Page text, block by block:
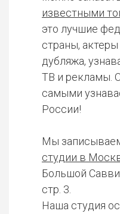
известными
это лучшие
страны,
дубляжа,
ТВ и рекламы.
самыми
России!
Мы
студии в
Большой
стр. 3.
Наша студия